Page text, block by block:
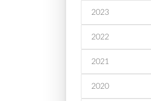
2023
2022
2021
2020